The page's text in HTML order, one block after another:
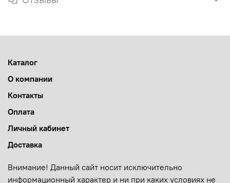
Каталог
О компании
Контакты
Оплата
Личный кабинет
Доставка
Внимание! Данный сайт носит исключительно
информационный характер и ни при каких условиях не